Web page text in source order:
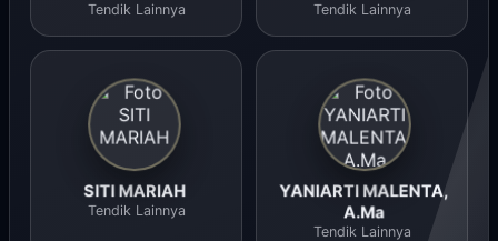
Tendik Lainnya Tendik Lainnya
SITI MARIAH
Tendik Lainnya
YANIARTI MALENTA,
A.Ma
Tendik Lainnya